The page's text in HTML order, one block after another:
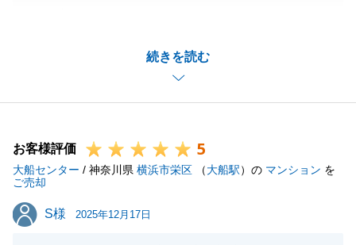
続きを読む
にお引渡しまで終えられたことを嬉しく思います。
今後不動産の事でお困りの事がございましたら、お気
軽にご連絡ください。
す。
お客様評価 5
大船センター / 神奈川県 横浜市栄区 （大船駅）の マンション を
ご売却
S様
S様 2025年12月17日